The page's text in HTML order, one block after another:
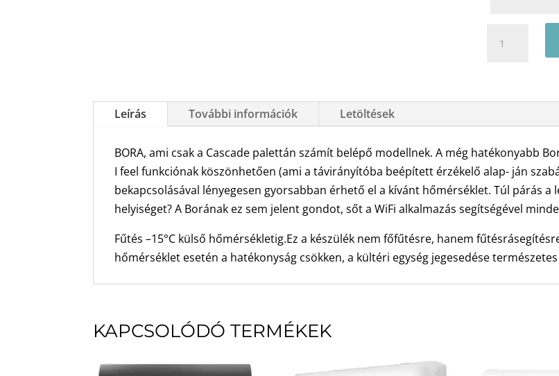
Bora
klíma
csomag
2.5
kW
mennyiség
Leírás További információk Letöltések
BORA, ami csak a Cascade palettán számít belépő modellnek. A még hatékonyabb
I feel funkciónak köszönhetően (ami a távirányítóba beépített érzékelő alap- ján
bekapcsolásával lényegesen gyorsabban érhető el a kívánt hőmérséklet. Túl párás a
helyiséget? A Borának ez sem jelent gondot, sőt a WiFi alkalmazás segítségével
Fűtés –15°C külső hőmérsékletig.Ez a készülék nem főfűtésre, hanem
hőmérséklet esetén a hatékonyság csökken, a kültéri egység jegesedése
KAPCSOLÓDÓ TERMÉKEK